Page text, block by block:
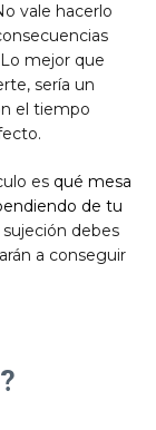
vale hacerlo
mejor que
sería un
el tiempo
es qué mesa
de tu
debes
a conseguir